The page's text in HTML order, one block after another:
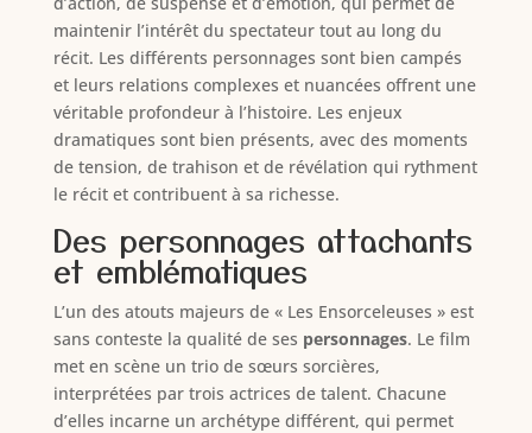
maintenir l’intérêt du spectateur tout au long du
récit. Les différents personnages sont bien campés
et leurs relations complexes et nuancées offrent une
véritable profondeur à l’histoire. Les enjeux
dramatiques sont bien présents, avec des moments
de tension, de trahison et de révélation qui rythment
le récit et contribuent à sa richesse.
Des personnages attachants
et emblématiques
L’un des atouts majeurs de « Les Ensorceleuses » est
sans conteste la qualité de ses personnages. Le film
met en scène un trio de sœurs sorcières,
interprétées par trois actrices de talent. Chacune
d’elles incarne un archétype différent, qui permet